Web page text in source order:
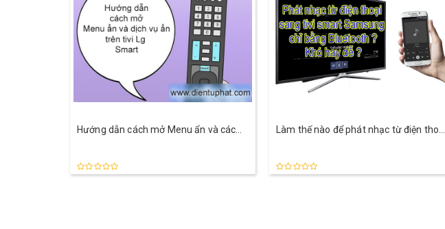
Hướng dẫn cách mở Menu ẩn và các
Làm thế nào để phát nhạc từ điện thoại
Bluetooth ?